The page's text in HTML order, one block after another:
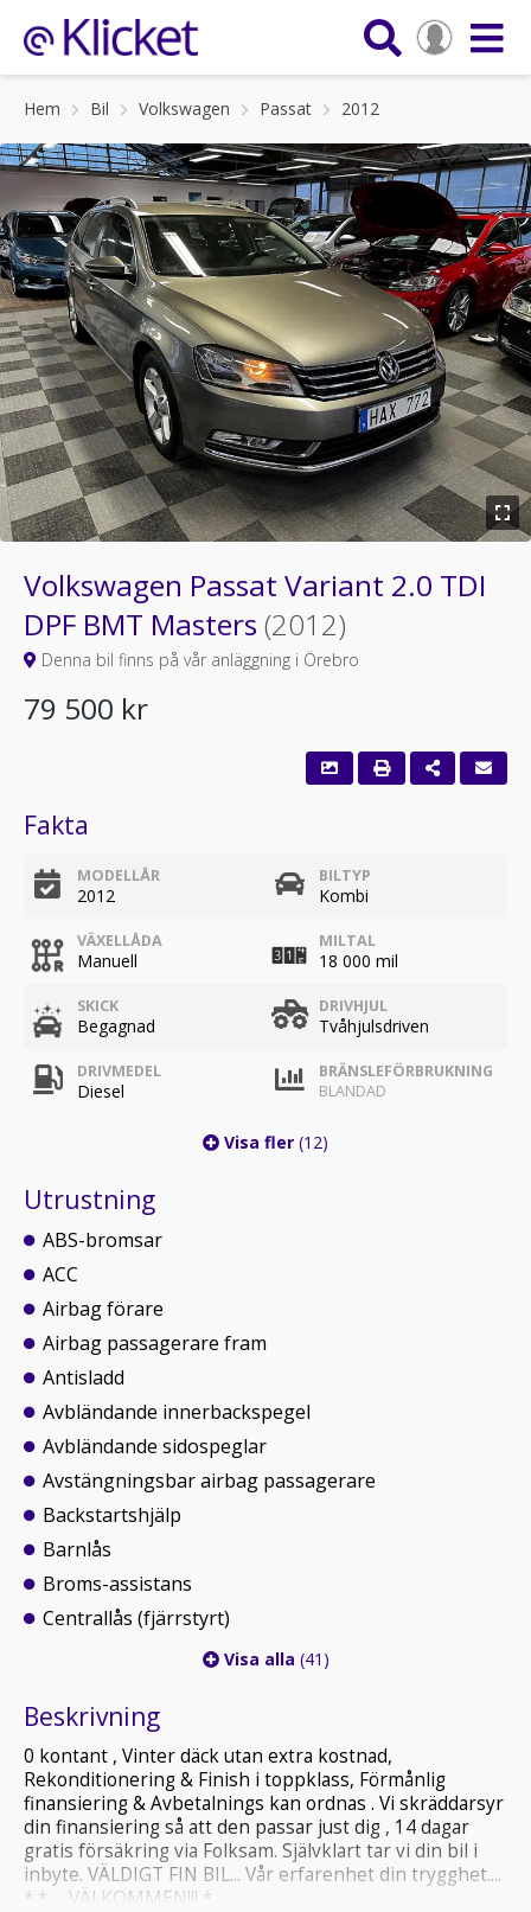
Hem Bil Volkswagen Passat 2012
Volkswagen Passat Variant 2.0 TDI
DPF BMT Masters (2012)
Denna bil finns på vår anläggning i Örebro
79 500 kr
Fakta
MODELLÅR
2012
BILTYP
Kombi
VÄXELLÅDA
Manuell
MILTAL
18 000 mil
SKICK
Begagnad
DRIVHJUL
Tvåhjulsdriven
DRIVMEDEL
Diesel
BRÄNSLEFÖRBRUKNING
BLANDAD
Visa fler (12)
Utrustning
ABS-bromsar
ACC
Airbag förare
Airbag passagerare fram
Antisladd
Avbländande innerbackspegel
Avbländande sidospeglar
Avstängningsbar airbag passagerare
Backstartshjälp
Barnlås
Broms-assistans
Centrallås (fjärrstyrt)
Visa alla (41)
Beskrivning
0 kontant , Vinter däck utan extra kostnad,
Rekonditionering & Finish i toppklass, Förmånlig
finansiering & Avbetalnings kan ordnas . Vi skräddarsyr
din finansiering så att den passar just dig , 14 dagar
gratis försäkring via Folksam. Självklart tar vi din bil i
inbyte. VÄLDIGT FIN BIL... Vår erfarenhet din trygghet....
* * ….VÄLKOMMEN!!! *…